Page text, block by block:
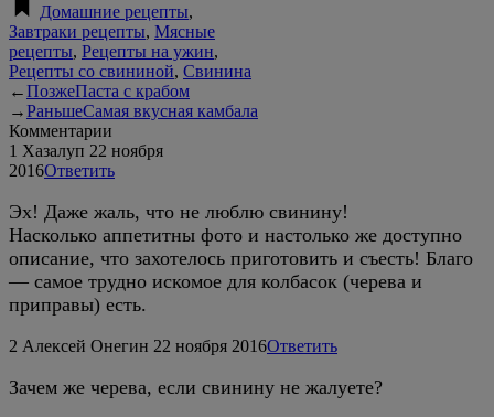
Домашние рецепты,
Завтраки рецепты, Мясные
рецепты, Рецепты на ужин,
Рецепты со свининой, Свинина
←ПозжеПаста с крабом
→РаньшеСамая вкусная камбала
Комментарии
1 Хазалуп 22 ноября
2016Ответить
Эх! Даже жаль, что не люблю свинину!
Насколько аппетитны фото и настолько же доступно
описание, что захотелось приготовить и съесть! Благо
— самое трудно искомое для колбасок (черева и
приправы) есть.
2 Алексей Онегин 22 ноября 2016Ответить
Зачем же черева, если свинину не жалуете?